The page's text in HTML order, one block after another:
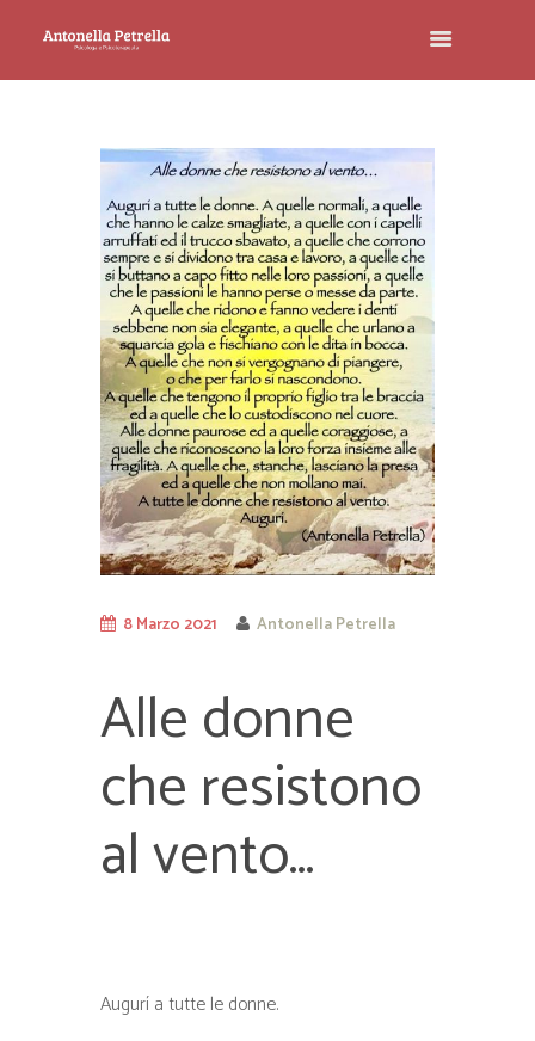
8 Marzo 2021 Antonella Petrella
Alle donne
che resistono
al vento…
Augurí a tutte le donne.